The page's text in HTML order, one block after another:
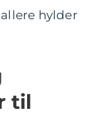
hylder
til